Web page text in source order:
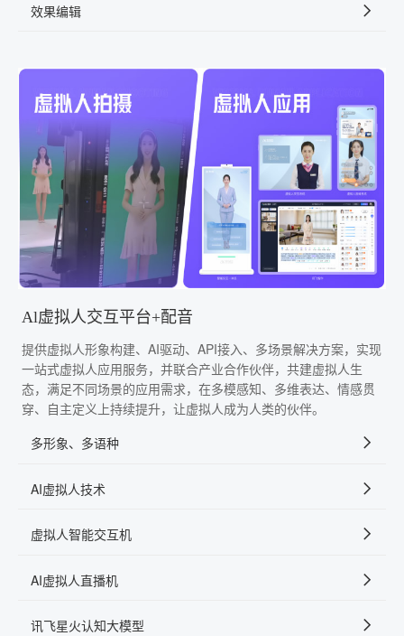
效果编辑
Al虚拟人交互平台+配音
提供虚拟人形象构建、AI驱动、API接入、多场景解决方案，实现
一站式虚拟人应用服务，并联合产业合作伙伴，共建虚拟人生
态，满足不同场景的应用需求，在多模感知、多维表达、情感贯
穿、自主定义上持续提升，让虚拟人成为人类的伙伴。
多形象、多语种
AI虚拟人技术
虚拟人智能交互机
AI虚拟人直播机
讯飞星火认知大模型